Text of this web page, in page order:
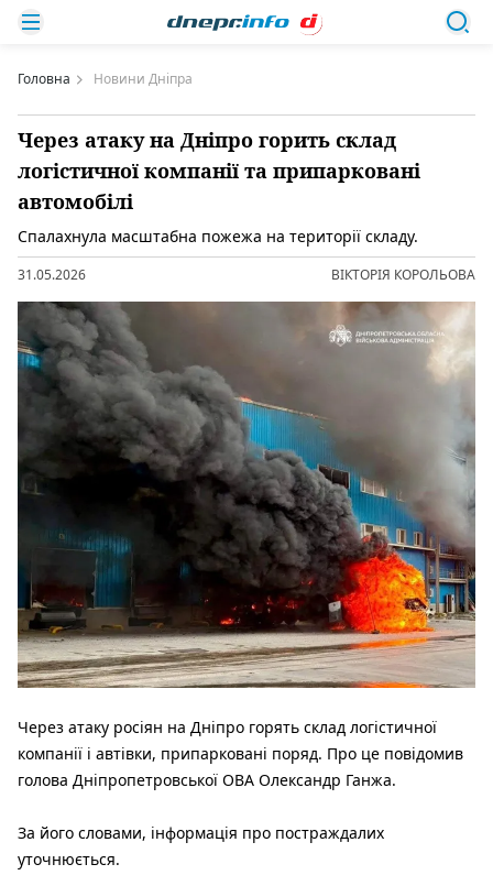
Головна Новини Дніпра
Через атаку на Дніпро горить склад
логістичної компанії та припарковані
автомобілі
Спалахнула масштабна пожежа на території складу.
31.05.2026 ВІКТОРІЯ КОРОЛЬОВА
Через атаку росіян на Дніпро горять склад логістичної
компанії і автівки, припарковані поряд. Про це повідомив
голова Дніпропетровської ОВА Олександр Ганжа.
За його словами, інформація про постраждалих
уточнюється.